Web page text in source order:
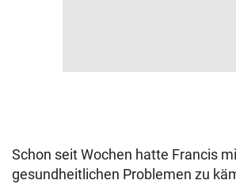
Schon seit Wochen hatte Francis
gesundheitlichen Problemen zu